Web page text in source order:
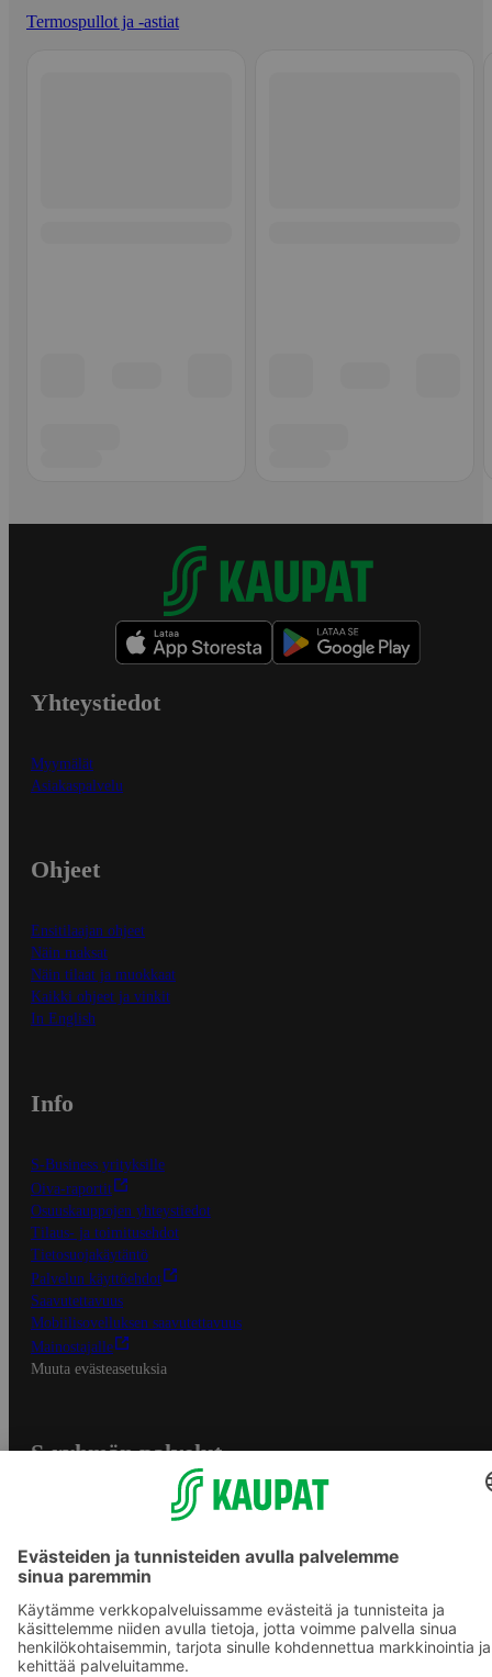
Termospullot ja -astiat
Yhteystiedot
Myymälät
Asiakaspalvelu
Ohjeet
Ensitilaajan ohjeet
Näin maksat
Näin tilaat ja muokkaat
Kaikki ohjeet ja vinkit
In English
Info
S-Business yrityksille
Oiva-raportit
Osuuskauppojen yhteystiedot
Tilaus- ja toimitusehdot
Tietosuojakäytäntö
Palvelun käyttöehdot
Saavutettavuus
Mobiilisovelluksen saavutettavuus
Mainostajalle
Muuta evästeasetuksia
S-ryhmän palvelut
Yhteishyvä Ruoka -sovellus
S-ostoslista -sovellus
Prisma.fi
Sokos.fi
S-Pankki